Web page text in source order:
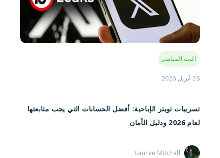
البث المباشر
28 أبريل 2026
تسريبات تويتر الإباحية: أفضل الحسابات التي يجب متابعتها
لعام 2026 ودليل الأمان
Lauren Mitchell